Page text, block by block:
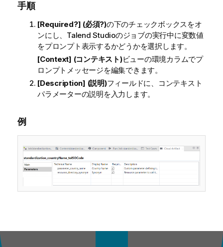
手順
[Required?] (必須?)の下のチェックボックスをオ
ンにし、 Talend Studioのジョブの実行中に変数値
をプロンプト表示するかどうかを選択します。
[Context] (コンテキスト)ビューの環境カラムでプ
ロンプトメッセージを編集できます。
[Description] (説明)フィールドに、コンテキスト
パラメーターの説明を入力します。
例